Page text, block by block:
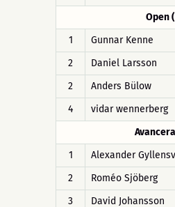
Open
1
Gunnar Kenne
2
Daniel Larsson
2
Anders Bülow
4
vidar wennerberg
1
Alexander
2
Roméo Sjöberg
3
David Johansson